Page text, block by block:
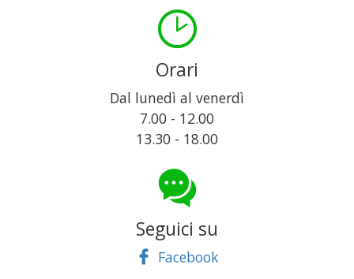
Orari
Dal lunedì al venerdì
7.00 - 12.00
13.30 - 18.00
Seguici su
Facebook